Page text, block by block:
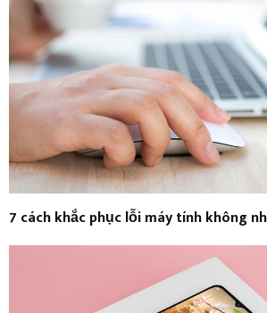
7 cách khắc phục lỗi máy tính không